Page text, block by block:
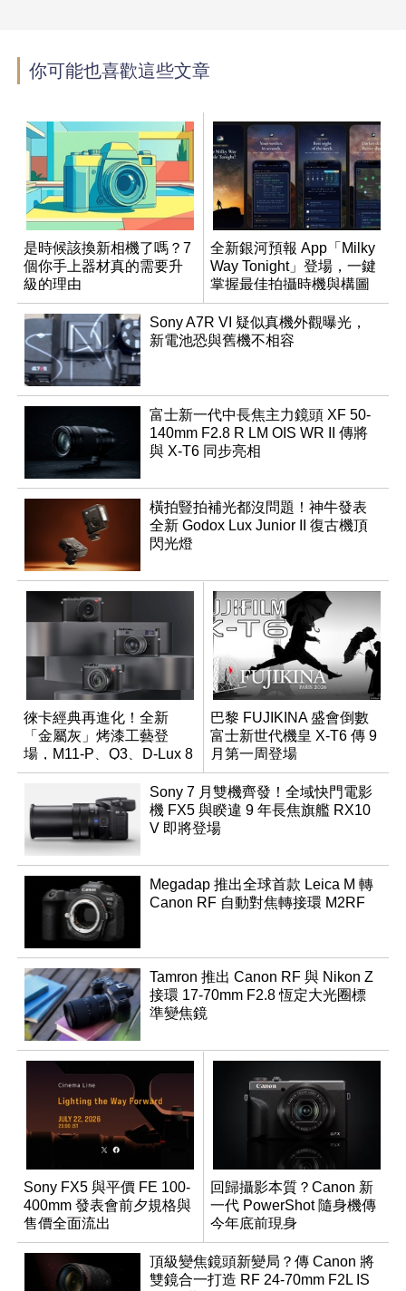
你可能也喜歡這些文章
是時候該換新相機了嗎？7
個你手上器材真的需要升
級的理由
全新銀河預報 App「Milky
Way Tonight」登場，一鍵
掌握最佳拍攝時機與構圖
Sony A7R VI 疑似真機外觀曝光，
新電池恐與舊機不相容
富士新一代中長焦主力鏡頭 XF 50-
140mm F2.8 R LM OIS WR II 傳將
與 X-T6 同步亮相
橫拍豎拍補光都沒問題！神牛發表
全新 Godox Lux Junior II 復古機頂
閃光燈
徠卡經典再進化！全新
「金屬灰」烤漆工藝登
場，M11-P、Q3、D-Lux 8
領銜換裝
巴黎 FUJIKINA 盛會倒數
富士新世代機皇 X-T6 傳 9
月第一周登場
Sony 7 月雙機齊發！全域快門電影
機 FX5 與睽違 9 年長焦旗艦 RX10
V 即將登場
Megadap 推出全球首款 Leica M 轉
Canon RF 自動對焦轉接環 M2RF
Tamron 推出 Canon RF 與 Nikon Z
接環 17-70mm F2.8 恆定大光圈標
準變焦鏡
Sony FX5 與平價 FE 100-
400mm 發表會前夕規格與
售價全面流出
回歸攝影本質？Canon 新
一代 PowerShot 隨身機傳
今年底前現身
頂級變焦鏡頭新變局？傳 Canon 將
雙鏡合一打造 RF 24-70mm F2L IS